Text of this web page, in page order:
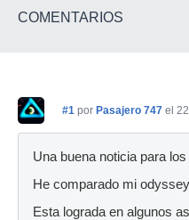
COMENTARIOS
#1 por Pasajero 747 el
Una buena noticia para
He comparado mi
Esta lograda en algunos